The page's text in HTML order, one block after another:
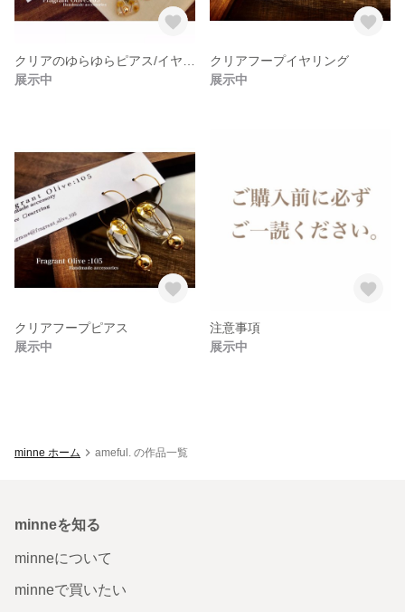
展示中
クリアフープイヤリング
展示中
クリアフープピアス
展示中
注意事項
展示中
minne ホーム ameful. の作品一覧
minneを知る
minneについて
minneで買いたい